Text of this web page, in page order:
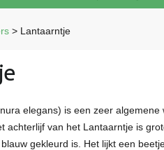
> Lantaarntje
elegans) is een zeer
achterlijf van het Lantaarntje is
gekleurd is. Het lijkt een